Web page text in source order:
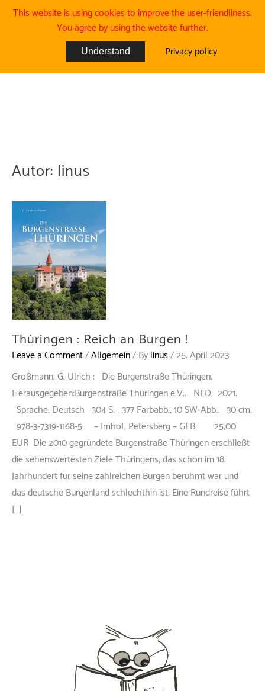
Autor: linus
Thüringen : Reich an Burgen !
Leave a Comment/Allgemein/ Bylinus/25. April 2023
Großmann, G. Ulrich : Die Burgenstraße Thüringen.
Herausgegeben:Burgenstraße Thüringen e.V.. NED. 2021.
Sprache: Deutsch 304 S. 377 Farbabb., 10 SW-Abb.. 30 cm.
978-3-7319-1168-5 – Imhof, Petersberg – GEB 25,00
EUR Die 2010 gegründete Burgenstraße Thüringen erschließt
die sehenswertesten Ziele Thüringens, das schon im 18.
Jahrhundert für seine zahlreichen Burgen berühmt war und
das deutsche Burgenland schlechthin ist. Eine Rundreise führt
[…]
This website is using cookies to improve the user-friendliness.
You agree by using the website further.
Understand Privacy policy